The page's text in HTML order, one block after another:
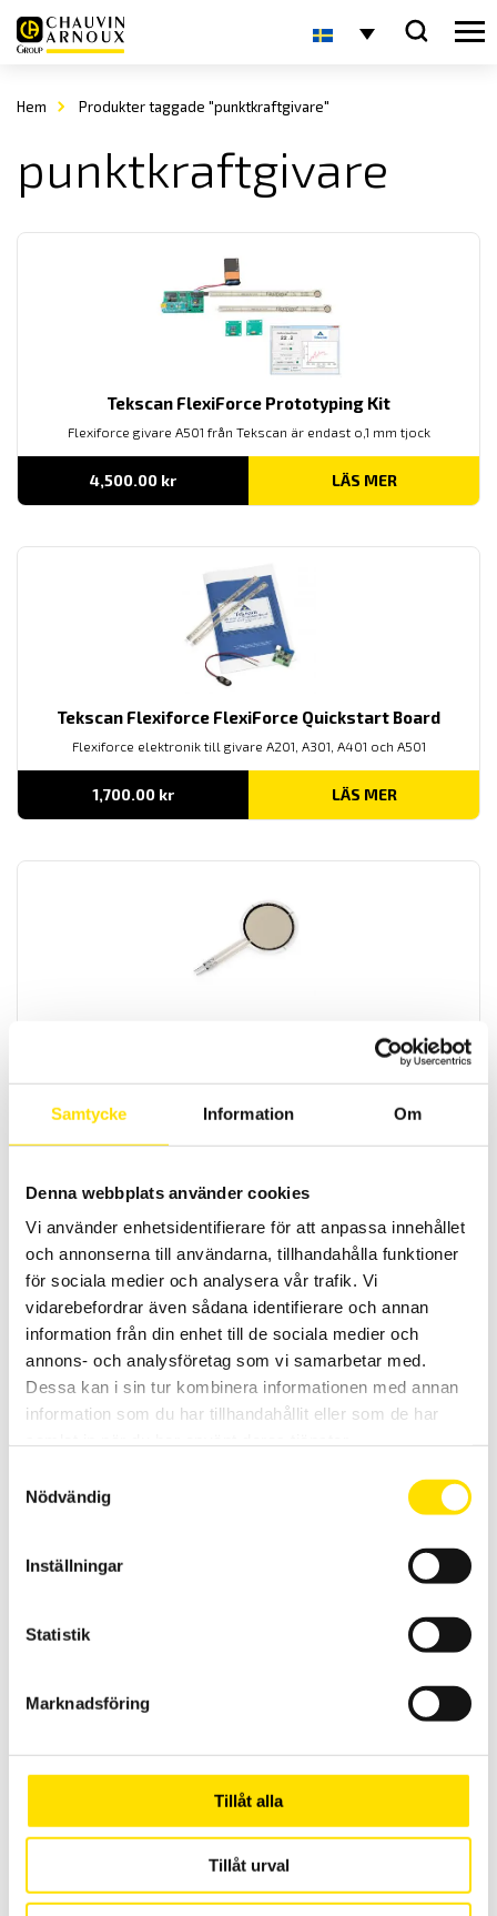
Samtycke Information Om
Denna webbplats använder cookies
Vi använder enhetsidentifierare för att anpassa innehållet
och annonserna till användarna, tillhandahålla funktioner
för sociala medier och analysera vår trafik. Vi
vidarebefordrar även sådana identifierare och annan
information från din enhet till de sociala medier och
annons- och analysföretag som vi samarbetar med.
Dessa kan i sin tur kombinera informationen med annan
information som du har tillhandahållit eller som de har
Nödvändig
Inställningar
Statistik
Marknadsföring
Tillåt alla
Tillåt urval
Hem Produkter taggade "punktkraftgivare"
punktkraftgivare
Tekscan FlexiForce Prototyping Kit
Flexiforce givare A501 från Tekscan är endast o,1 mm tjock
4,500.00 kr LÄS MER
Tekscan Flexiforce FlexiForce Quickstart Board
Flexiforce elektronik till givare A201, A301, A401 och A501
1,700.00 kr LÄS MER
Flexiforce givare A401 från Tekscan är endast o,1 mm tjock
LÄS MER
Tekscan Flexiforce A502 givare
Flexiforce givare A502 från Tekscan är endast o,1 mm tjock
LÄS MER
Flexiforce givare HT201 från Tekscan är endast o,2 mm tjock och
klarar temperaturer upp till 200 grader
LÄS MER